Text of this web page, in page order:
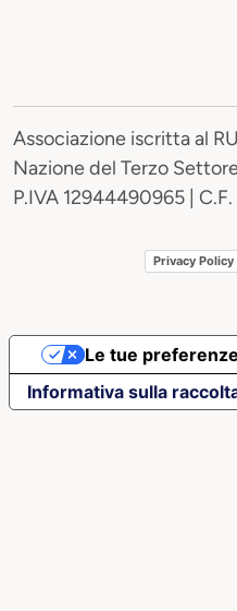
Associazione iscritta al
Nazione del Terzo
P.IVA 12944490965 |
Privacy Policy
Informativa sulla
Le tue